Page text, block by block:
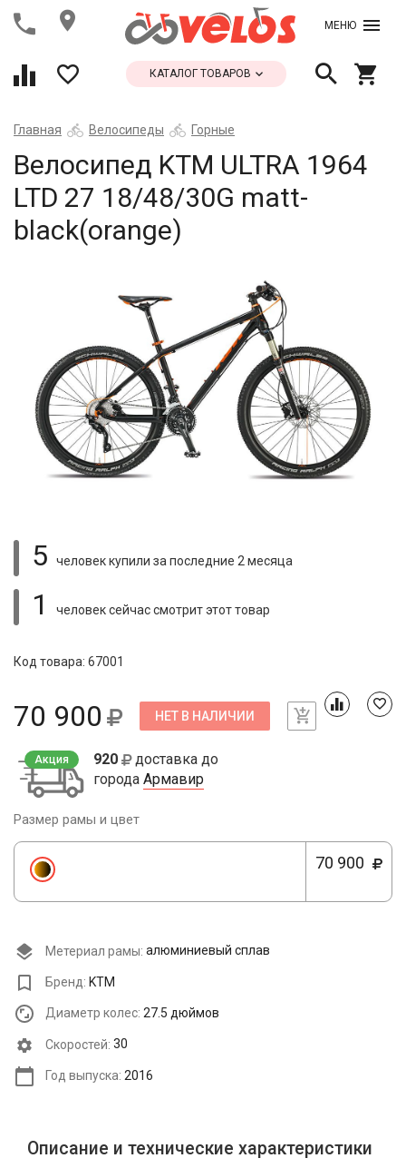
МЕНЮ
КАТАЛОГ ТОВАРОВ
Главная Велосипеды Горные
Велосипед KTM ULTRA 1964
LTD 27 18/48/30G matt-
black(orange)
5 человек купили за последние 2 месяца
1 человек сейчас смотритэтот товар
Код товара: 67001
70 900 НЕТ В НАЛИЧИИ
Акция 920
доставка до
города Армавир
Размер рамы и цвет
70 900
Метериал рамы: алюминиевый сплав
Бренд: KTM
Диаметр колес: 27.5 дюймов
Cкоростей: 30
Год выпуска: 2016
Описание и технические характеристики